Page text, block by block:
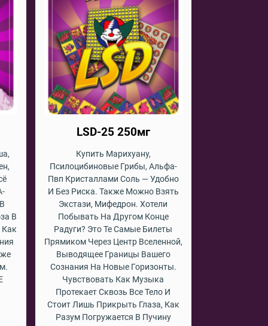
В
Как
LSD-25 250мг
Купить Марихуану,
Псилоцибиновые Грибы, Альфа-
Пвп Кристаллами Соль — Удобно
И Без Риска. Также Можно Взять
Экстази, Мифедрон. Хотели
Побывать На Другом Конце
Радуги? Это Те Самые Билеты
Прямиком Через Центр Вселенной,
Выводящее Границы Вашего
Сознания На Новые Горизонты.
Чувствовать Как Музыка
Протекает Сквозь Все Тело И
Стоит Лишь Прикрыть Глаза, Как
Разум Погружается В Пучину